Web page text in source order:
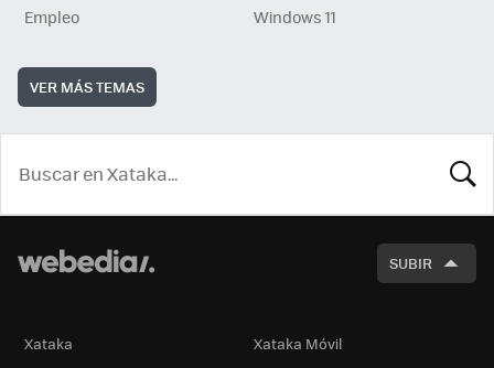
Empleo
Windows 11
VER MÁS TEMAS
SUBIR
Xataka
Xataka Móvil